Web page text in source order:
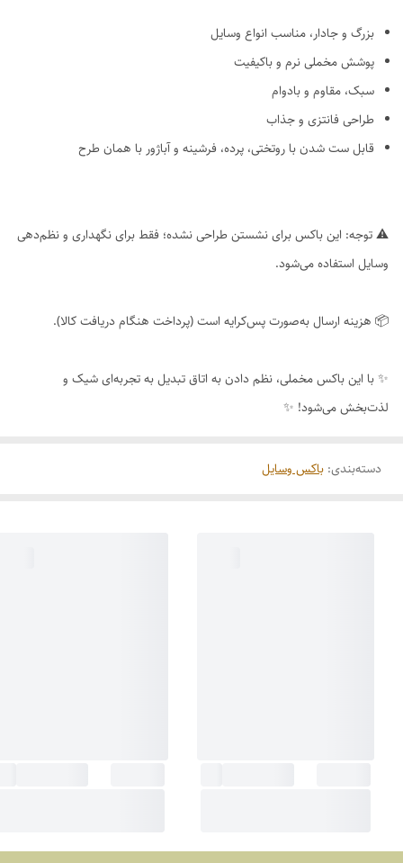
بزرگ و جادار، مناسب انواع وسایل
پوشش مخملی نرم و باکیفیت
سبک، مقاوم و بادوام
طراحی فانتزی و جذاب
قابل ست شدن با روتختی، پرده، فرشینه و آباژور با همان طرح
⚠️ توجه: این باکس برای نشستن طراحی نشده؛ فقط برای نگهداری و نظم‌دهی
وسایل استفاده می‌شود.
📦 هزینه ارسال به‌صورت پس‌کرایه است (پرداخت هنگام دریافت کالا).
✨ با این باکس مخملی، نظم دادن به اتاق تبدیل به تجربه‌ای شیک و
لذت‌بخش می‌شود! ✨
دسته‌بندی: باکس وسایل